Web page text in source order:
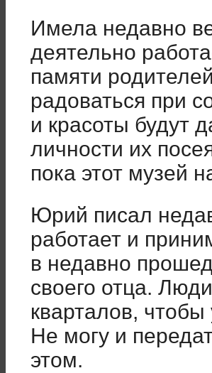
Имела недавно
деятельно
памяти
радоваться при
и красоты будут
личности их
пока этот музей
Юрий писал
работает и
в недавно
своего отца.
кварталов,
Не могу и
этом.